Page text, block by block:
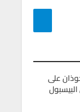
على